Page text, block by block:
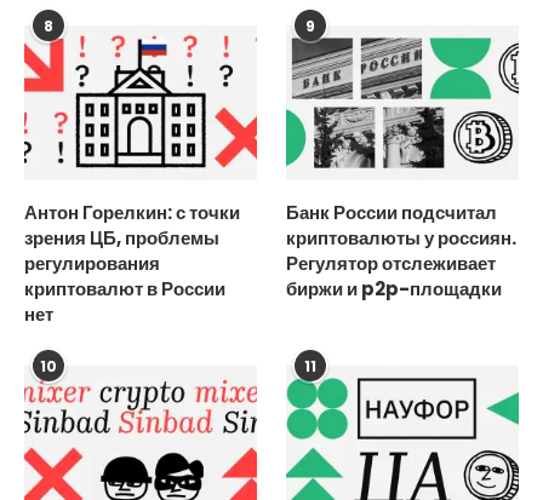
8
Антон Горелкин: с точки
зрения ЦБ, проблемы
регулирования
криптовалют в России
нет
9
Банк России подсчитал
криптовалюты у россиян.
Регулятор отслеживает
биржи и p2p-площадки
10 11